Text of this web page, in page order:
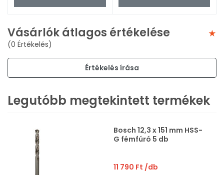
Vásárlók átlagos értékelése
(0 Értékelés)
Értékelés írása
Legutóbb megtekintett termékek
Bosch 12,3 x 151 mm HSS-
G fémfúró 5 db
11 790 Ft /db